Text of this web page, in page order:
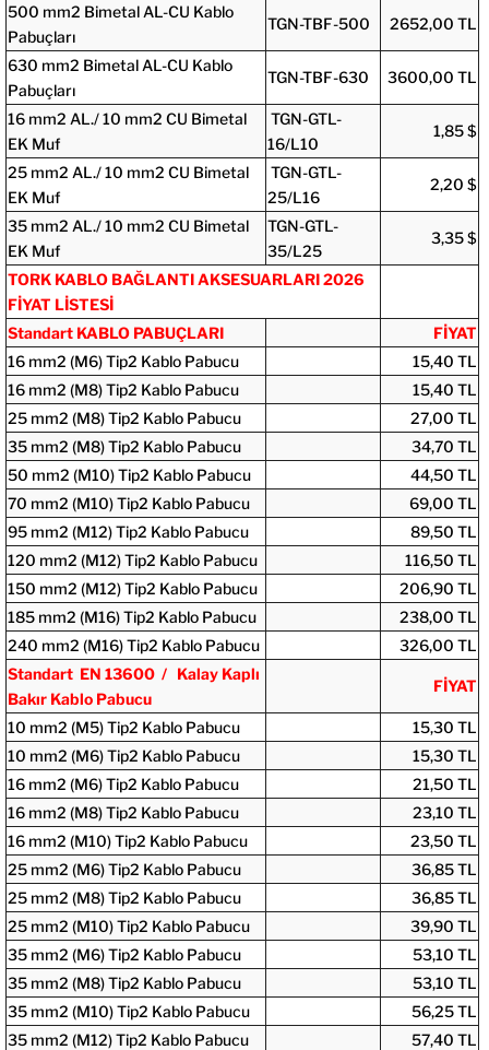
500 mm2 Bimetal AL-CU Kablo
Pabuçları
TGN-TBF-500 2652,00 TL
630 mm2 Bimetal AL-CU Kablo
Pabuçları
TGN-TBF-630 3600,00 TL
16 mm2 AL./ 10 mm2 CU Bimetal
EK Muf
TGN-GTL-
16/L10
1,85 $
25 mm2 AL./ 10 mm2 CU Bimetal
EK Muf
TGN-GTL-
25/L16
2,20 $
35 mm2 AL./ 10 mm2 CU Bimetal
EK Muf
TGN-GTL-
35/L25
3,35 $
TORK KABLO BAĞLANTI AKSESUARLARI 2026
FİYAT LİSTESİ
Standart KABLO PABUÇLARI
FİYAT
16 mm2 (M6) Tip2 Kablo Pabucu
15,40 TL
16 mm2 (M8) Tip2 Kablo Pabucu
15,40 TL
25 mm2 (M8) Tip2 Kablo Pabucu
27,00 TL
35 mm2 (M8) Tip2 Kablo Pabucu
34,70 TL
50 mm2 (M10) Tip2 Kablo Pabucu
44,50 TL
70 mm2 (M10) Tip2 Kablo Pabucu
69,00 TL
95 mm2 (M12) Tip2 Kablo Pabucu
89,50 TL
120 mm2 (M12) Tip2 Kablo Pabucu
116,50 TL
150 mm2 (M12) Tip2 Kablo Pabucu
206,90 TL
185 mm2 (M16) Tip2 Kablo Pabucu
238,00 TL
240 mm2 (M16) Tip2 Kablo Pabucu
326,00 TL
Standart EN 13600 / Kalay Kaplı
Bakır Kablo Pabucu
FİYAT
10 mm2 (M5) Tip2 Kablo Pabucu
15,30 TL
10 mm2 (M6) Tip2 Kablo Pabucu
15,30 TL
16 mm2 (M6) Tip2 Kablo Pabucu
21,50 TL
16 mm2 (M8) Tip2 Kablo Pabucu
23,10 TL
16 mm2 (M10) Tip2 Kablo Pabucu
23,50 TL
25 mm2 (M6) Tip2 Kablo Pabucu
36,85 TL
25 mm2 (M8) Tip2 Kablo Pabucu
36,85 TL
25 mm2 (M10) Tip2 Kablo Pabucu
39,90 TL
35 mm2 (M6) Tip2 Kablo Pabucu
53,10 TL
35 mm2 (M8) Tip2 Kablo Pabucu
53,10 TL
35 mm2 (M10) Tip2 Kablo Pabucu
56,25 TL
35 mm2 (M12) Tip2 Kablo Pabucu
57,40 TL